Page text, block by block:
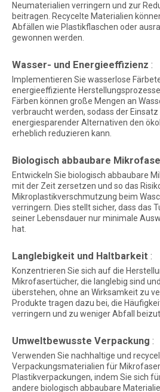
Neumaterialien verringern und zur
beitragen. Recycelte Materialien
Abfällen wie Plastikflaschen oder
gewonnen werden.
Wasser- und Energieeffizienz :
Implementieren Sie wasserlose
energieeffiziente
Färben können große Mengen an
verbraucht werden, sodass der Einsatz
energiesparender Alternativen den
erheblich reduzieren kann.
Biologisch abbaubare
Entwickeln Sie biologisch abbaubare
mit der Zeit zersetzen und so das
Mikroplastikverschmutzung beim
verringern. Dies stellt sicher, dass das
seiner Lebensdauer nur minimale
hat.
Langlebigkeit und Haltbarkeit :
Konzentrieren Sie sich auf die
Mikrofasertücher, die langlebig sind
überstehen, ohne an Wirksamkeit zu
Produkte tragen dazu bei, die
verringern und zu weniger Abfall
Umweltbewusste Verpackung :
Verwenden Sie nachhaltige und
Verpackungsmaterialien für
Plastikverpackungen, indem Sie sich
andere biologisch abbaubare